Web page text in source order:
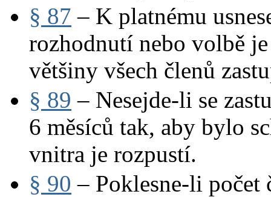
§ 87 – K platnému
rozhodnutí nebo volbě
většiny všech členů
§ 89 – Nesejde-li se
6 měsíců tak, aby bylo
vnitra je rozpustí.
§ 90 – Poklesne-li počet